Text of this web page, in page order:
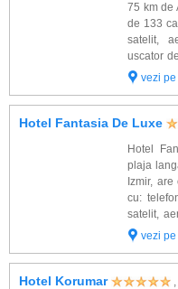
75 km de
de 133
satelit,
uscator
vezi
Hotel Fantasia De Luxe
Hotel
plaja
Izmir,
cu:
satelit,
Fantasia
vezi
Hotel Korumar ,